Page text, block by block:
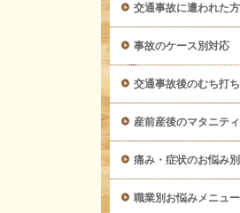
交通事故に遭われた
事故のケース別対応
交通事故後のむち打
産前産後のマタニテ
痛み・症状のお悩み別
職業別お悩みメニュー